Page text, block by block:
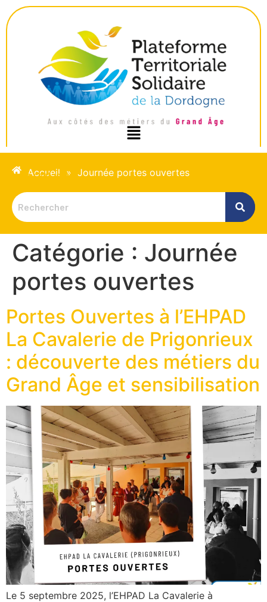
Accueil » Journée portes ouvertes
Nous contacter
Catégorie : Journée
portes ouvertes
Portes Ouvertes à l’EHPAD
La Cavalerie de Prigonrieux
: découverte des métiers du
Grand Âge et sensibilisation
Le 5 septembre 2025, l’EHPAD La Cavalerie à